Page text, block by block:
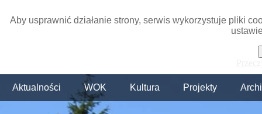
Aby usprawnić działanie strony, serwis wykorzystuje pliki
Aktualności WOK Kultura Projekty